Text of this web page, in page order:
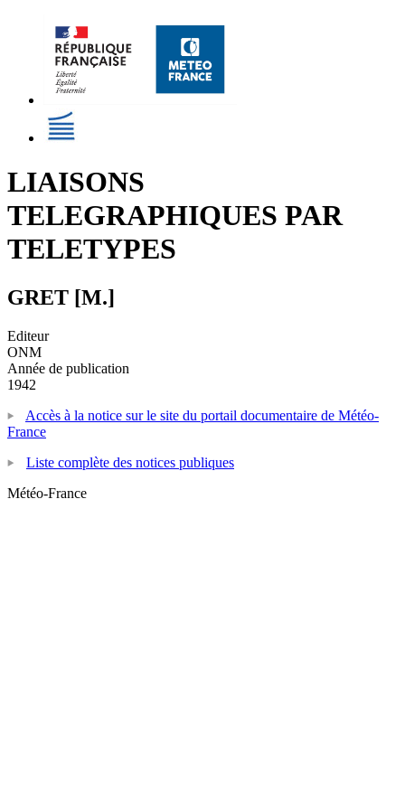
LIAISONS
TELEGRAPHIQUES PAR
TELETYPES
GRET [M.]
Editeur
ONM
Année de publication
1942
Accès à la notice sur le site du portail documentaire de Météo-
France
Liste complète des notices publiques
Météo-France